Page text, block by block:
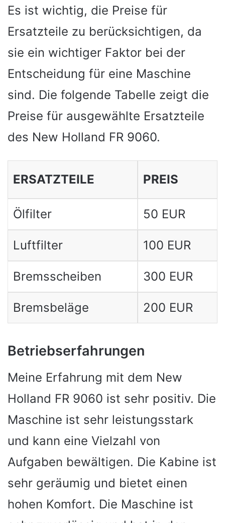
Es ist wichtig, die Preise für
Ersatzteile zu berücksichtigen, da
sie ein wichtiger Faktor bei der
Entscheidung für eine Maschine
sind. Die folgende Tabelle zeigt die
Preise für ausgewählte Ersatzteile
des New Holland FR 9060.
ERSATZTEILE PREIS
Ölfilter 50 EUR
Luftfilter 100 EUR
Bremsscheiben 300 EUR
Bremsbeläge 200 EUR
Betriebserfahrungen
Meine Erfahrung mit dem New
Holland FR 9060 ist sehr positiv. Die
Maschine ist sehr leistungsstark
und kann eine Vielzahl von
Aufgaben bewältigen. Die Kabine ist
sehr geräumig und bietet einen
hohen Komfort. Die Maschine ist